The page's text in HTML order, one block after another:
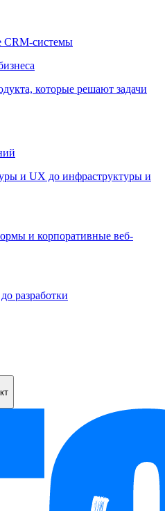
CRM-системы
которые решают задачи
и UX до инфраструктуры и
и корпоративные веб-
разработки